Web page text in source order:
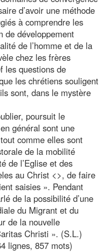
d’avoir une méthode
à comprendre les
de développement
de l’homme et de la
chez les frères
les questions de
les chrétiens souligent
sont, dans le mystère
poursuit le
général sont une
comme elles sont
de la mobilité
de l’Eglise et des
au Christ <>, de faire
saisies ». Pendant
de la possibilité d’une
du Migrant et du
de la nouvelle
Christi ». (S.L.)
lignes, 857 mots)